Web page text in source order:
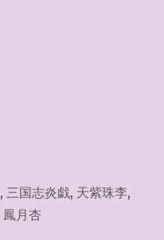
, 三国志炎戯, 天紫珠李,
鳳月杏